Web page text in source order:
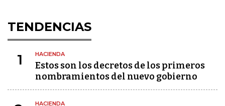
TENDENCIAS
1 HACIENDA
Estos son los decretos de los primeros
nombramientos del nuevo gobierno
HACIENDA